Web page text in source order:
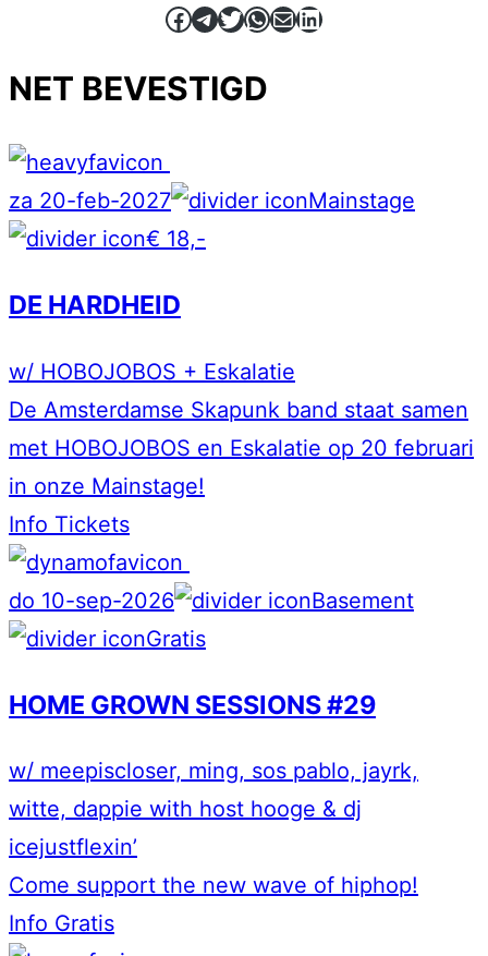
Facebook
Telegram
Twitter
WhatsApp
E-mailLinkedIn
NET BEVESTIGD
za 20-feb-2027
Mainstage
€ 18,-
DE HARDHEID
w/ HOBOJOBOS + Eskalatie
De Amsterdamse Skapunk band staat samen
met HOBOJOBOS en Eskalatie op 20 februari
in onze Mainstage!
Info Tickets
do 10-sep-2026
Basement
Gratis
HOME GROWN SESSIONS #29
w/ meepiscloser, ming, sos pablo, jayrk,
witte, dappie with host hooge & dj
icejustflexin’
Come support the new wave of hiphop!
Info Gratis